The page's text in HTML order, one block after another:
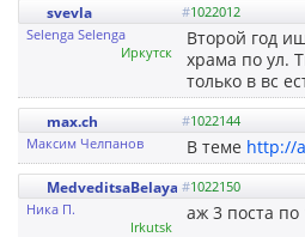
svevla #1022012
Selenga Selenga
Иркутск
Второй год
храма по ул.
только в вс
max.ch #1022144
Максим Челпанов
В теме http://
MedveditsaBelaya #1022150
Ника П.
Irkutsk
аж 3 поста по